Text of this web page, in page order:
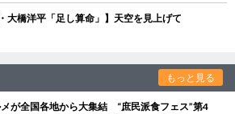
大橋洋平「足し算命」】天空を見上げて
もっと見る
が全国各地から大集結 “庶民派食フェス”第4